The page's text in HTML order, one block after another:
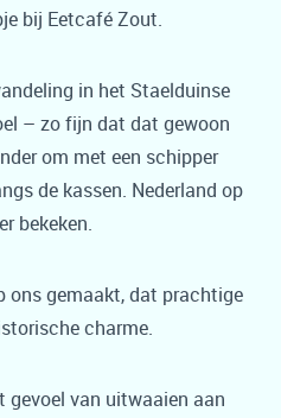
bij Eetcafé Zout.
in het Staelduinse
– zo fijn dat dat gewoon
om met een schipper
de kassen. Nederland op
bekeken.
ons gemaakt, dat prachtige
charme.
van uitwaaien aan